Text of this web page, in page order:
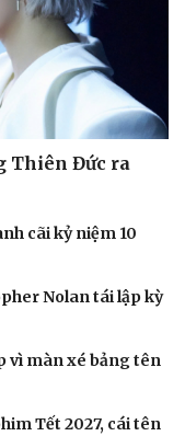
Thiên Đức ra
cãi kỷ niệm 10
Nolan tái lập kỳ
vì màn xé bảng tên
Tết 2027, cái tên